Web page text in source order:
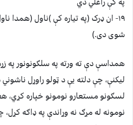
١٩- ان ډرک (په تياره کې )ناول (همدا
شوى دى.)
همداسې دې ته ورته په سلګونونور په
ليکنې، چې دلته يې د ټولو راوړل
لسګونو مستعارو نومونو خپاره کړي،
نومونه له مړګ نه وړاندې په ډاګه کړل،